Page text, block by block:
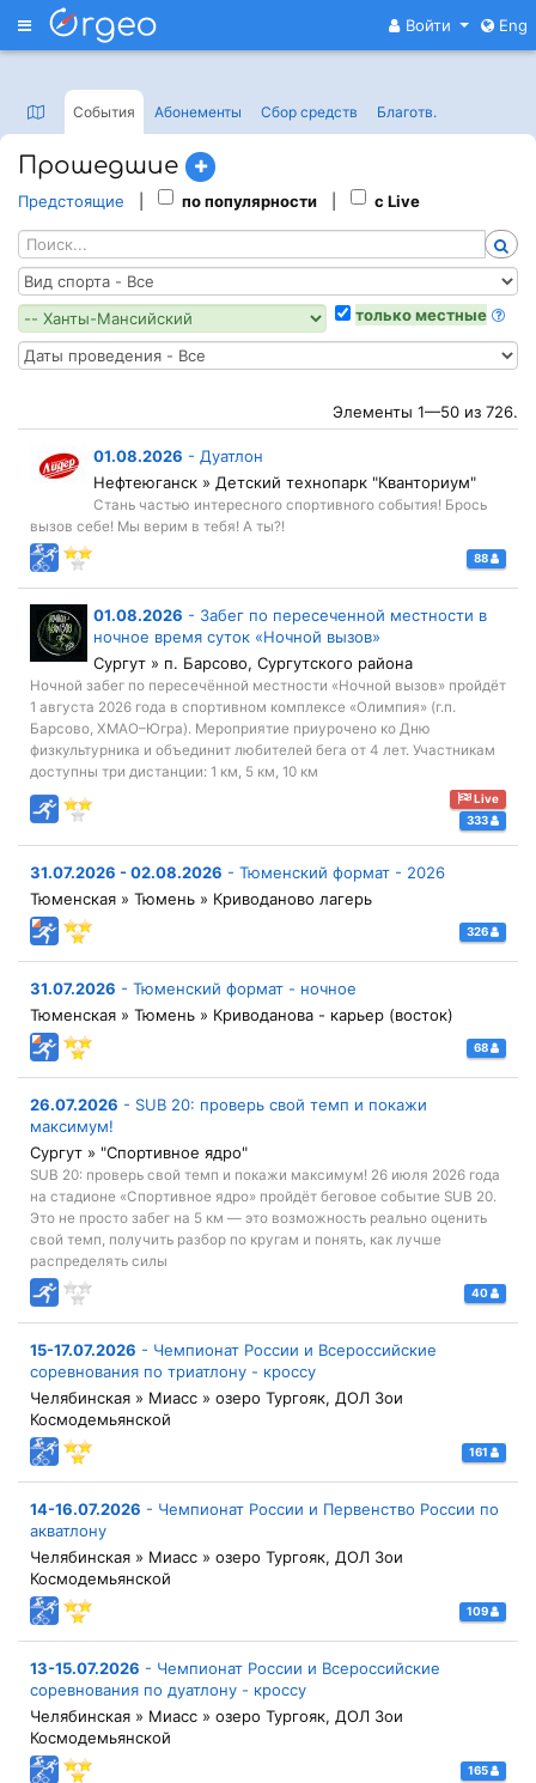
Меню Войти Eng
События Абонементы Сбор средств Благотв.
Прошедшие
Предстоящие по популярности с Live
только местные
Элементы 1—50 из 726.
01.08.2026 - Дуатлон
Нефтеюганск » Детский технопарк "Кванториум"
Стань частью интересного спортивного события! Брось
вызов себе! Мы верим в тебя! А ты?!
88
01.08.2026 - Забег по пересеченной местности в
ночное время суток «Ночной вызов»
Сургут » п. Барсово, Сургутского района
Ночной забег по пересечённой местности «Ночной вызов» пройдёт
1 августа 2026 года в спортивном комплексе «Олимпия» (г.п.
Барсово, ХМАО–Югра). Мероприятие приурочено ко Дню
физкультурника и объединит любителей бега от 4 лет. Участникам
доступны три дистанции: 1 км, 5 км, 10 км
Live
333
31.07.2026 - 02.08.2026 - Тюменский формат - 2026
Тюменская » Тюмень » Криводаново лагерь
326
31.07.2026 - Тюменский формат - ночное
Тюменская » Тюмень » Криводанова - карьер (восток)
68
26.07.2026 - SUB 20: проверь свой темп и покажи
максимум!
Сургут » "Спортивное ядро"
SUB 20: проверь свой темп и покажи максимум! 26 июля 2026 года
на стадионе «Спортивное ядро» пройдёт беговое событие SUB 20.
Это не просто забег на 5 км — это возможность реально оценить
свой темп, получить разбор по кругам и понять, как лучше
распределять силы
40
15-17.07.2026 - Чемпионат России и Всероссийские
соревнования по триатлону - кроссу
Челябинская » Миасс » озеро Тургояк, ДОЛ Зои
Космодемьянской
161
14-16.07.2026 - Чемпионат России и Первенство России по
акватлону
Челябинская » Миасс » озеро Тургояк, ДОЛ Зои
Космодемьянской
109
13-15.07.2026 - Чемпионат России и Всероссийские
соревнования по дуатлону - кроссу
Челябинская » Миасс » озеро Тургояк, ДОЛ Зои
Космодемьянской
165